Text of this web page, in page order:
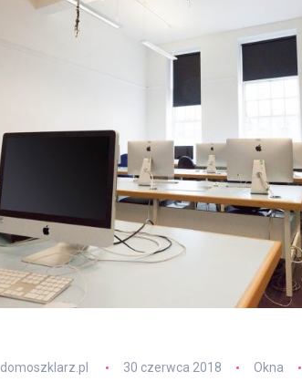
domoszklarz.pl 30 czerwca 2018 Okna